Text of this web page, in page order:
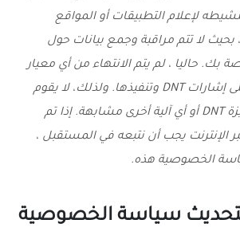
لإعلام التطبيقات أو المواقع
لا تتم مراقبة وجمع بيانات حول
بك. حاليا ، لم يتم الانتهاء من أي معيار
تقني موحد للتعرف على إشارات DNT وتنفيذها. ولذلك، لا يقوم
موقعنا حاليا بدعم ميزة DNT أو أي آلية أخرى مشابهة. إذا تم
الإنترنت يجب أن نتبعه في المستقبل ،
الخصوصية هذه.
بتحديث سياسة الخصوصية